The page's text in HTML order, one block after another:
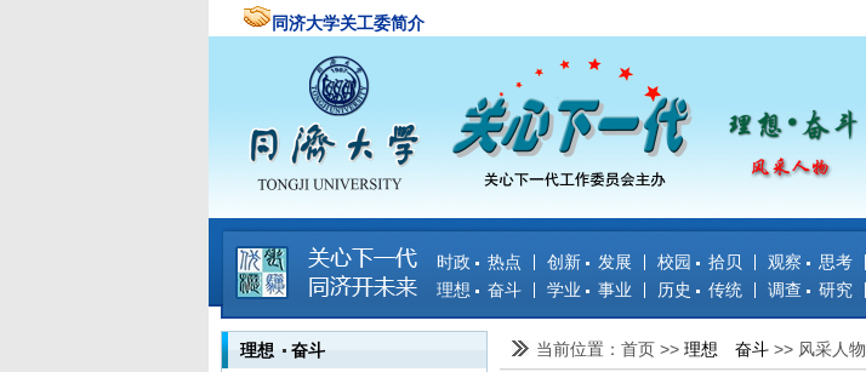
同济大学关工委简介
时政 热点 创新 发展 校园 拾贝 观察 思考
理想 奋斗
学业 事业 历史 传统 调查 研究
理想 奋斗
当前位置：首页 >> 理想 奋斗 >> 风采人物